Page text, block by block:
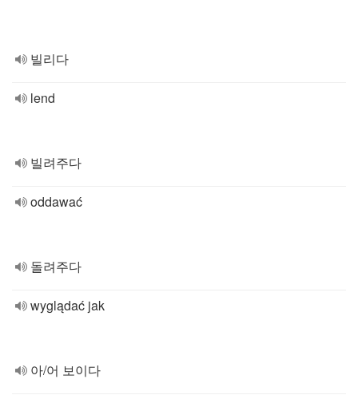
빌리다
lend
빌려주다
oddawać
돌려주다
wyglądać jak
아/어 보이다